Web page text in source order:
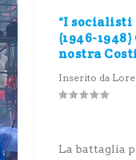
“I socialisti
(1946-
nostra
Inserito da
La battaglia